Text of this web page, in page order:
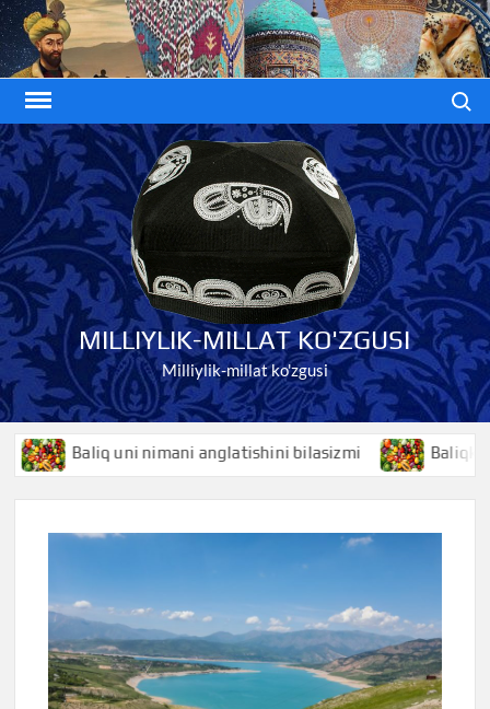
Skip
to
content
MILLIYLIK-MILLAT KO'ZGUSI
Milliylik-millat ko'zgusi
Baliq uni nimani anglatishini bilasizmi Baliqko’z